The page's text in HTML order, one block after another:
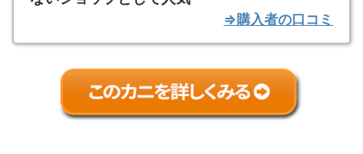
⇒購入者の口コミ